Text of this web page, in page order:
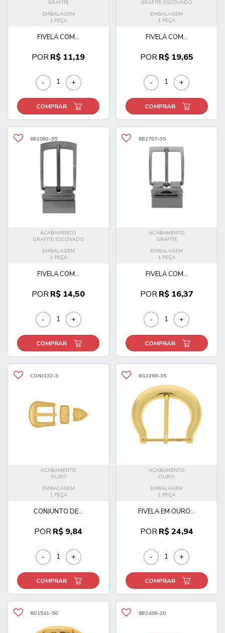
GRAFITE
EMBALAGEM
1 PEÇA
FIVELA COM...
PORR$ 11,19
- +
COMPRAR
GRAFITE ESCOVADO
EMBALAGEM
1 PEÇA
FIVELA COM...
PORR$ 19,65
- +
COMPRAR
6B2082-35
ACABAMENTO
GRAFITE ESCOVADO
EMBALAGEM
1 PEÇA
FIVELA COM...
PORR$ 14,50
- +
COMPRAR
6B2707-35
ACABAMENTO
GRAFITE
EMBALAGEM
1 PEÇA
FIVELA COM...
PORR$ 16,37
- +
COMPRAR
CONJ132-3
ACABAMENTO
OURO
EMBALAGEM
1 PEÇA
CONJUNTO DE...
PORR$ 9,84
- +
COMPRAR
6G2268-35
ACABAMENTO
OURO
EMBALAGEM
1 PEÇA
FIVELA EM OURO...
PORR$ 24,94
- +
COMPRAR
6D1541-50 6B2406-20